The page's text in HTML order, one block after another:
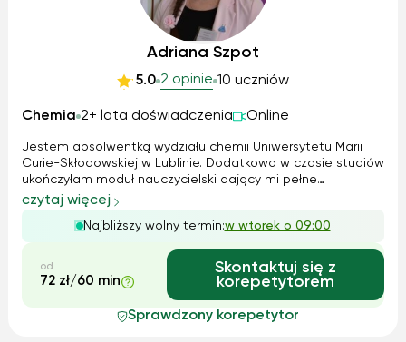
Adriana Szpot
5.0 2 opinie 10 uczniów
Chemia 2+ lata doświadczenia Online
Jestem absolwentką wydziału chemii Uniwersytetu Marii
Curie-Skłodowskiej w Lublinie. Dodatkowo w czasie studiów
ukończyłam moduł nauczycielski dający mi pełne
przygotowanie pedagogiczne i metodyczne do pracy
nauczyciela chemii. Zdobytą podczas studiów wiedzę
dydaktyczną od dwóch lat rozwijam, prow...
czytaj więcej
Najbliższy wolny termin:w wtorek o 09:00
od
72 zł/60 min
Skontaktuj się z
korepetytorem
Sprawdzony korepetytor